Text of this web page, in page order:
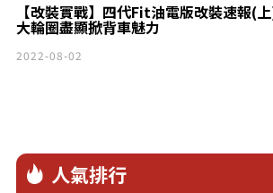
【改裝實戰】四代Fit油電版改裝速報(
大輪圈盡顯掀背車魅力
2022-08-02
人氣排行